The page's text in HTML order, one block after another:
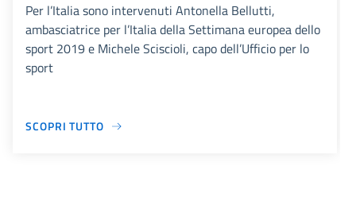
Per l’Italia sono intervenuti Antonella Bellutti,
ambasciatrice per l’Italia della Settimana europea dello
sport 2019 e Michele Sciscioli, capo dell’Ufficio per lo
sport
SCOPRI TUTTO